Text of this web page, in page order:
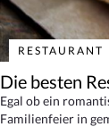
RESTAURANT
Die besten
Egal ob ein
Familienfeier in